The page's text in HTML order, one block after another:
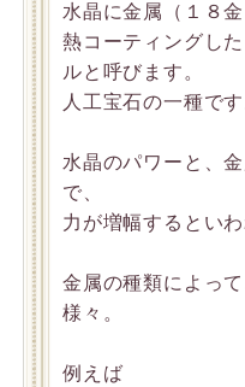
水晶に金属（１８
熱コーティングし
ルと呼びます。
人工宝石の一種です
水晶のパワーと、
で、
力が増幅するといわ
金属の種類によっ
様々。
例えば